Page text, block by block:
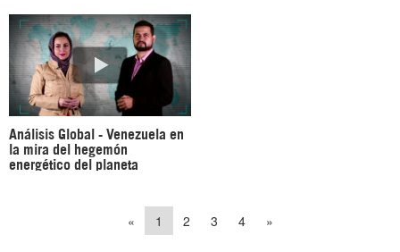
Análisis Global - Venezuela en
la mira del hegemón
energético del planeta
« 1 2 3 4 »